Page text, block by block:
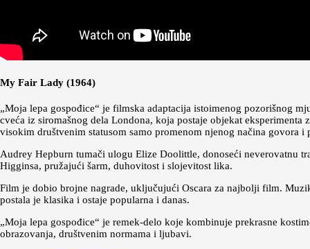
My Fair Lady (1964)
„Moja lepa gospođice“ je filmska adaptacija istoimenog pozorišnog
cveća iz siromašnog dela Londona, koja postaje objekat
visokim društvenim statusom samo promenom njenog načina govora i
Audrey Hepburn tumači ulogu Elize Doolittle, donoseći neverovatnu
Higginsa, pružajući šarm, duhovitost i slojevitost lika.
Film je dobio brojne nagrade, uključujući Oscara za najbolji film.
postala je klasika i ostaje popularna i danas.
„Moja lepa gospođice“ je remek-delo koje kombinuje prekrasne
obrazovanja, društvenim normama i ljubavi.